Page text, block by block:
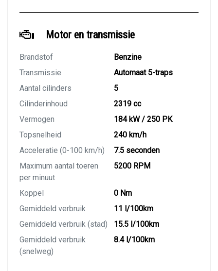
Motor en transmissie
Brandstof
Benzine
Transmissie
Automaat 5-traps
Aantal cilinders
5
Cilinderinhoud
2319 cc
Vermogen
184 kW / 250 PK
Topsnelheid
240 km/h
Acceleratie (0-100 km/h)
7.5 seconden
Maximum aantal toeren
per minuut
5200 RPM
Koppel
0 Nm
Gemiddeld verbruik
11 l/100km
Gemiddeld verbruik (stad)
15.5 l/100km
Gemiddeld verbruik
(snelweg)
8.4 l/100km